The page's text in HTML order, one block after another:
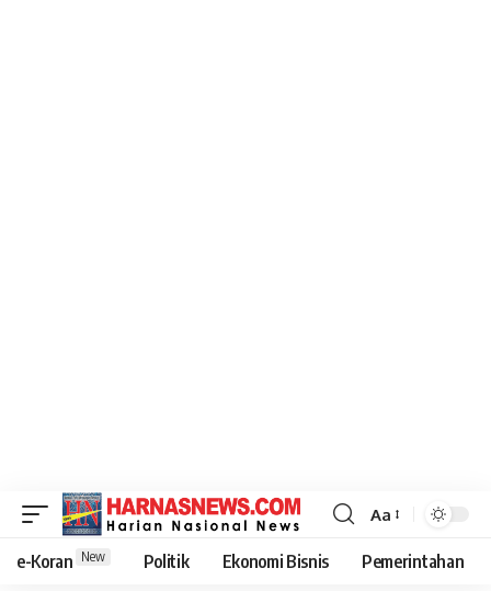
Aa
e-Koran New Politik Ekonomi Bisnis Pemerintahan